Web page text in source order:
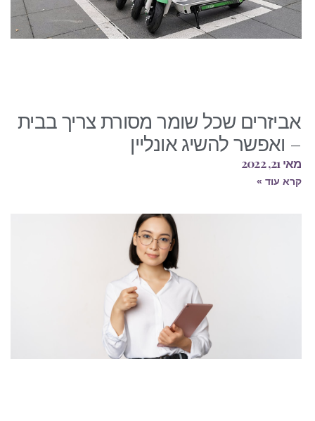
אביזרים שכל שומר מסורת צריך בבית
– ואפשר להשיג אונליין
מאי 21, 2022
קרא עוד »